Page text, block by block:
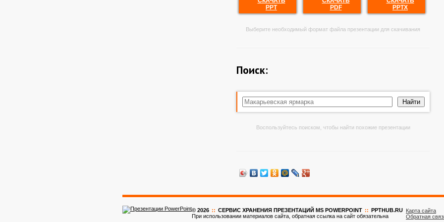
PPT
PDF
PPTX
Выберите необходимый формат файла презентации для скачивания
Поиск:
Воспользуйтесь поиском, чтобы найти похожие презентации
© 2026 :: CЕРВИС ХРАНЕНИЯ ПРЕЗЕНТАЦИЙ MS POWERPOINT :: PPTHUB.RU
При использовании материалов сайта, обратная ссылка на сайт обязательна
Карта сайта
Обратная